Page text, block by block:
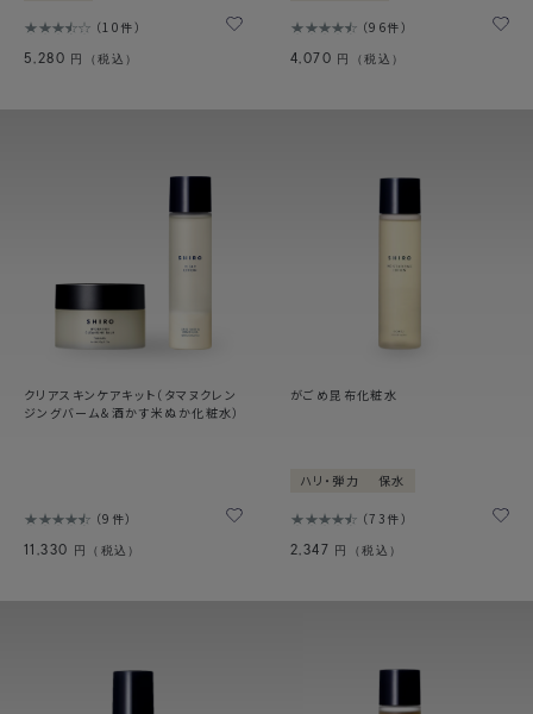
10件
5,280 円（税込）
96件
4,070 円（税込）
クリアスキンケアキット（タマヌクレン
ジングバーム＆酒かす米ぬか化粧水）
9件
11,330 円（税込）
がごめ昆布化粧水
ハリ・弾力 保水
73件
2,347 円（税込）